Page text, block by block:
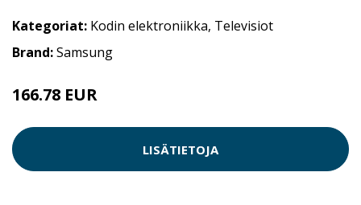
Kategoriat: Kodin elektroniikka, Televisiot
Brand:Samsung
166.78 EUR
LISÄTIETOJA